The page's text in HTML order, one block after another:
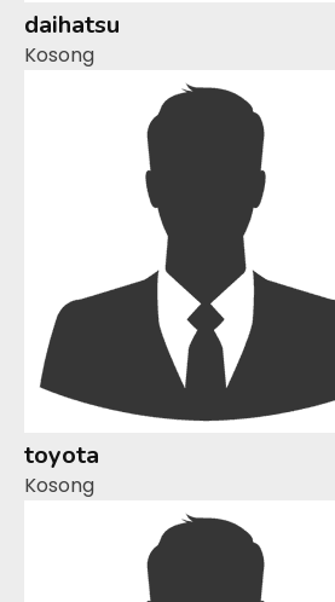
daihatsu
Kosong
toyota
Kosong